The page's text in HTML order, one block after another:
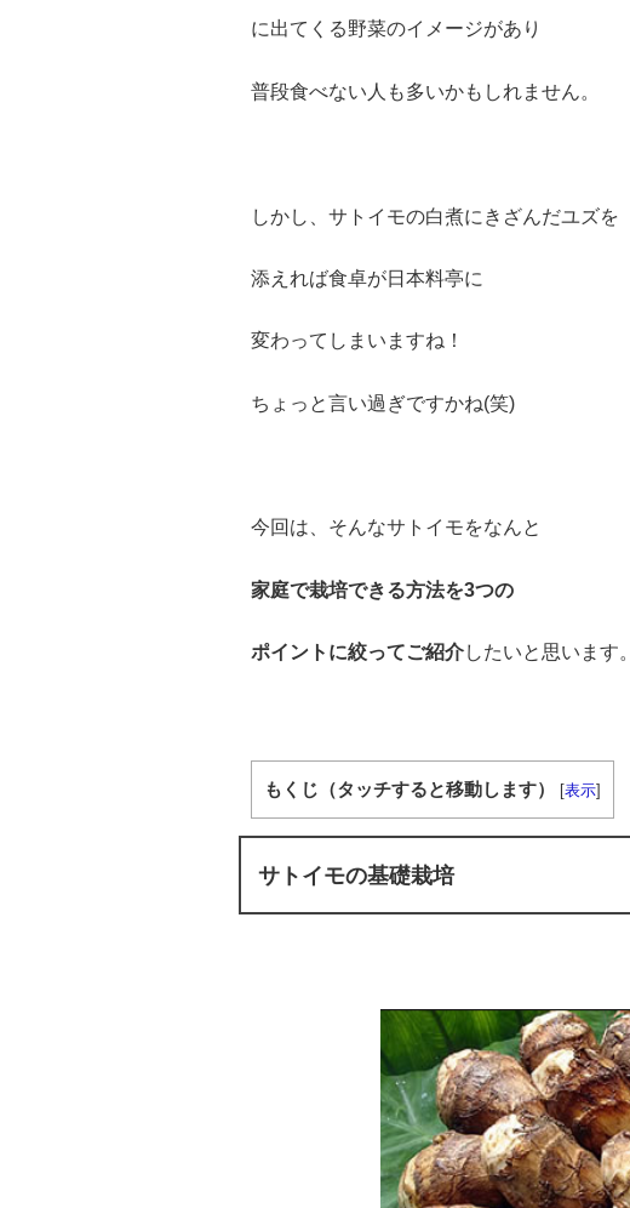
k
に出てくる野菜のイメージがあり
普段食べない人も多いかもしれません。
しかし、サトイモの白煮にきざんだユズを
添えれば食卓が日本料亭に
変わってしまいますね！
ちょっと言い過ぎですかね(笑)
今回は、そんなサトイモをなんと
家庭で栽培できる方法を3つの
ポイントに絞ってご紹介したいと思います。
もくじ（タッチすると移動します） [表示]
サトイモの基礎栽培